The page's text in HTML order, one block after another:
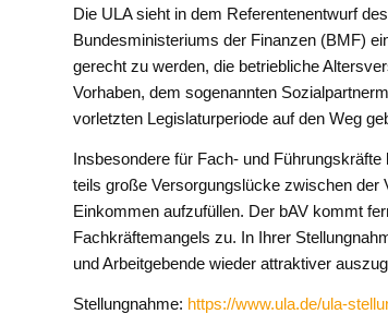
Die ULA sieht in dem Referentenentwurf
Bundesministeriums der Finanzen (BMF)
gerecht zu werden, die betriebliche
Vorhaben, dem sogenannten
vorletzten Legislaturperiode auf den Weg
Insbesondere für Fach- und
teils große Versorgungslücke zwischen der
Einkommen aufzufüllen. Der bAV kommt
Fachkräftemangels zu. In Ihrer
und Arbeitgebende wieder attraktiver
Stellungnahme: https://www.ula.de/ula-